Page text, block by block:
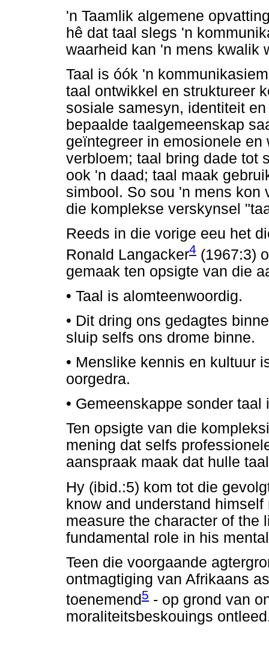
'n Taamlik algemene
hê dat taal slegs 'n
waarheid kan 'n mens kwalik
Taal is óók 'n
taal ontwikkel en struktureer
sosiale samesyn, identiteit
bepaalde taalgemeenskap
geïntegreer in emosionele
verbloem; taal bring dade tot
ook 'n daad; taal maak
simbool. So sou 'n mens kon
die komplekse verskynsel
Reeds in die vorige eeu het
Ronald Langacker4 (1967:3)
gemaak ten opsigte van die
• Taal is alomteenwoordig.
• Dit dring ons gedagtes
sluip selfs ons drome binne.
• Menslike kennis en kultuur
oorgedra.
• Gemeenskappe sonder taal
Ten opsigte van die
mening dat selfs
aanspraak maak dat hulle
Hy (ibid.:5) kom tot die
know and understand
measure the character of the
fundamental role in his
Teen die voorgaande
ontmagtiging van Afrikaans
toenemend 5 - op grond van
moraliteitsbeskouings